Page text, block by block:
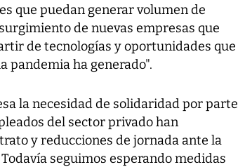
que puedan generar volumen de
de nuevas empresas que
de tecnologías y oportunidades que
pandemia ha generado".
la necesidad de solidaridad por parte
del sector privado han
y reducciones de jornada ante la
seguimos esperando medidas